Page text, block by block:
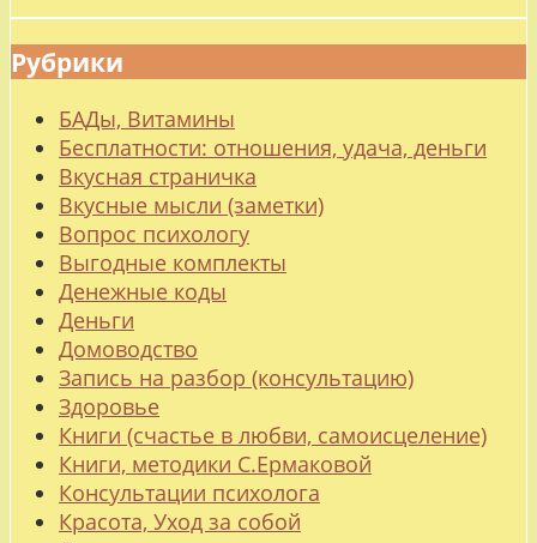
Рубрики
БАДы, Витамины
Бесплатности: отношения, удача, деньги
Вкусная страничка
Вкусные мысли (заметки)
Вопрос психологу
Выгодные комплекты
Денежные коды
Деньги
Домоводство
Запись на разбор (консультацию)
Здоровье
Книги (счастье в любви, самоисцеление)
Книги, методики С.Ермаковой
Консультации психолога
Красота, Уход за собой